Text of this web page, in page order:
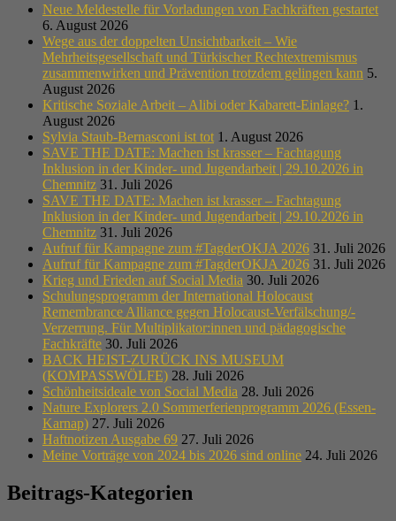
Neue Meldestelle für Vorladungen von Fachkräften gestartet
6. August 2026
Wege aus der doppelten Unsichtbarkeit – Wie
Mehrheitsgesellschaft und Türkischer Rechtextremismus
zusammenwirken und Prävention trotzdem gelingen kann 5.
August 2026
Kritische Soziale Arbeit – Alibi oder Kabarett-Einlage? 1.
August 2026
Sylvia Staub-Bernasconi ist tot 1. August 2026
SAVE THE DATE: Machen ist krasser – Fachtagung
Inklusion in der Kinder- und Jugendarbeit | 29.10.2026 in
Chemnitz 31. Juli 2026
SAVE THE DATE: Machen ist krasser – Fachtagung
Inklusion in der Kinder- und Jugendarbeit | 29.10.2026 in
Chemnitz 31. Juli 2026
Aufruf für Kampagne zum #TagderOKJA 2026 31. Juli 2026
Aufruf für Kampagne zum #TagderOKJA 2026 31. Juli 2026
Krieg und Frieden auf Social Media 30. Juli 2026
Schulungsprogramm der International Holocaust
Remembrance Alliance gegen Holocaust-Verfälschung/-
Verzerrung. Für Multiplikator:innen und pädagogische
Fachkräfte 30. Juli 2026
BACK HEIST-ZURÜCK INS MUSEUM
(KOMPASSWÖLFE) 28. Juli 2026
Schönheitsideale von Social Media 28. Juli 2026
Nature Explorers 2.0 Sommerferienprogramm 2026 (Essen-
Karnap) 27. Juli 2026
Haftnotizen Ausgabe 69 27. Juli 2026
Meine Vorträge von 2024 bis 2026 sind online 24. Juli 2026
Beitrags-Kategorien